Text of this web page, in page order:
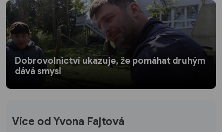
Dobrovolnictví ukazuje, že pomáhat druhým
dává smysl
Více od Yvona Fajtová